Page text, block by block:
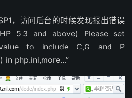
，访问后台的时候发现报出错误
5.3 and above) Please set
value to include C,G and P
in php.ini,more…”